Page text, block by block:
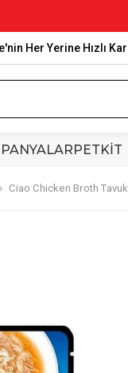
Her Yerine Hızlı
PETKİT
Ciao Chicken Broth